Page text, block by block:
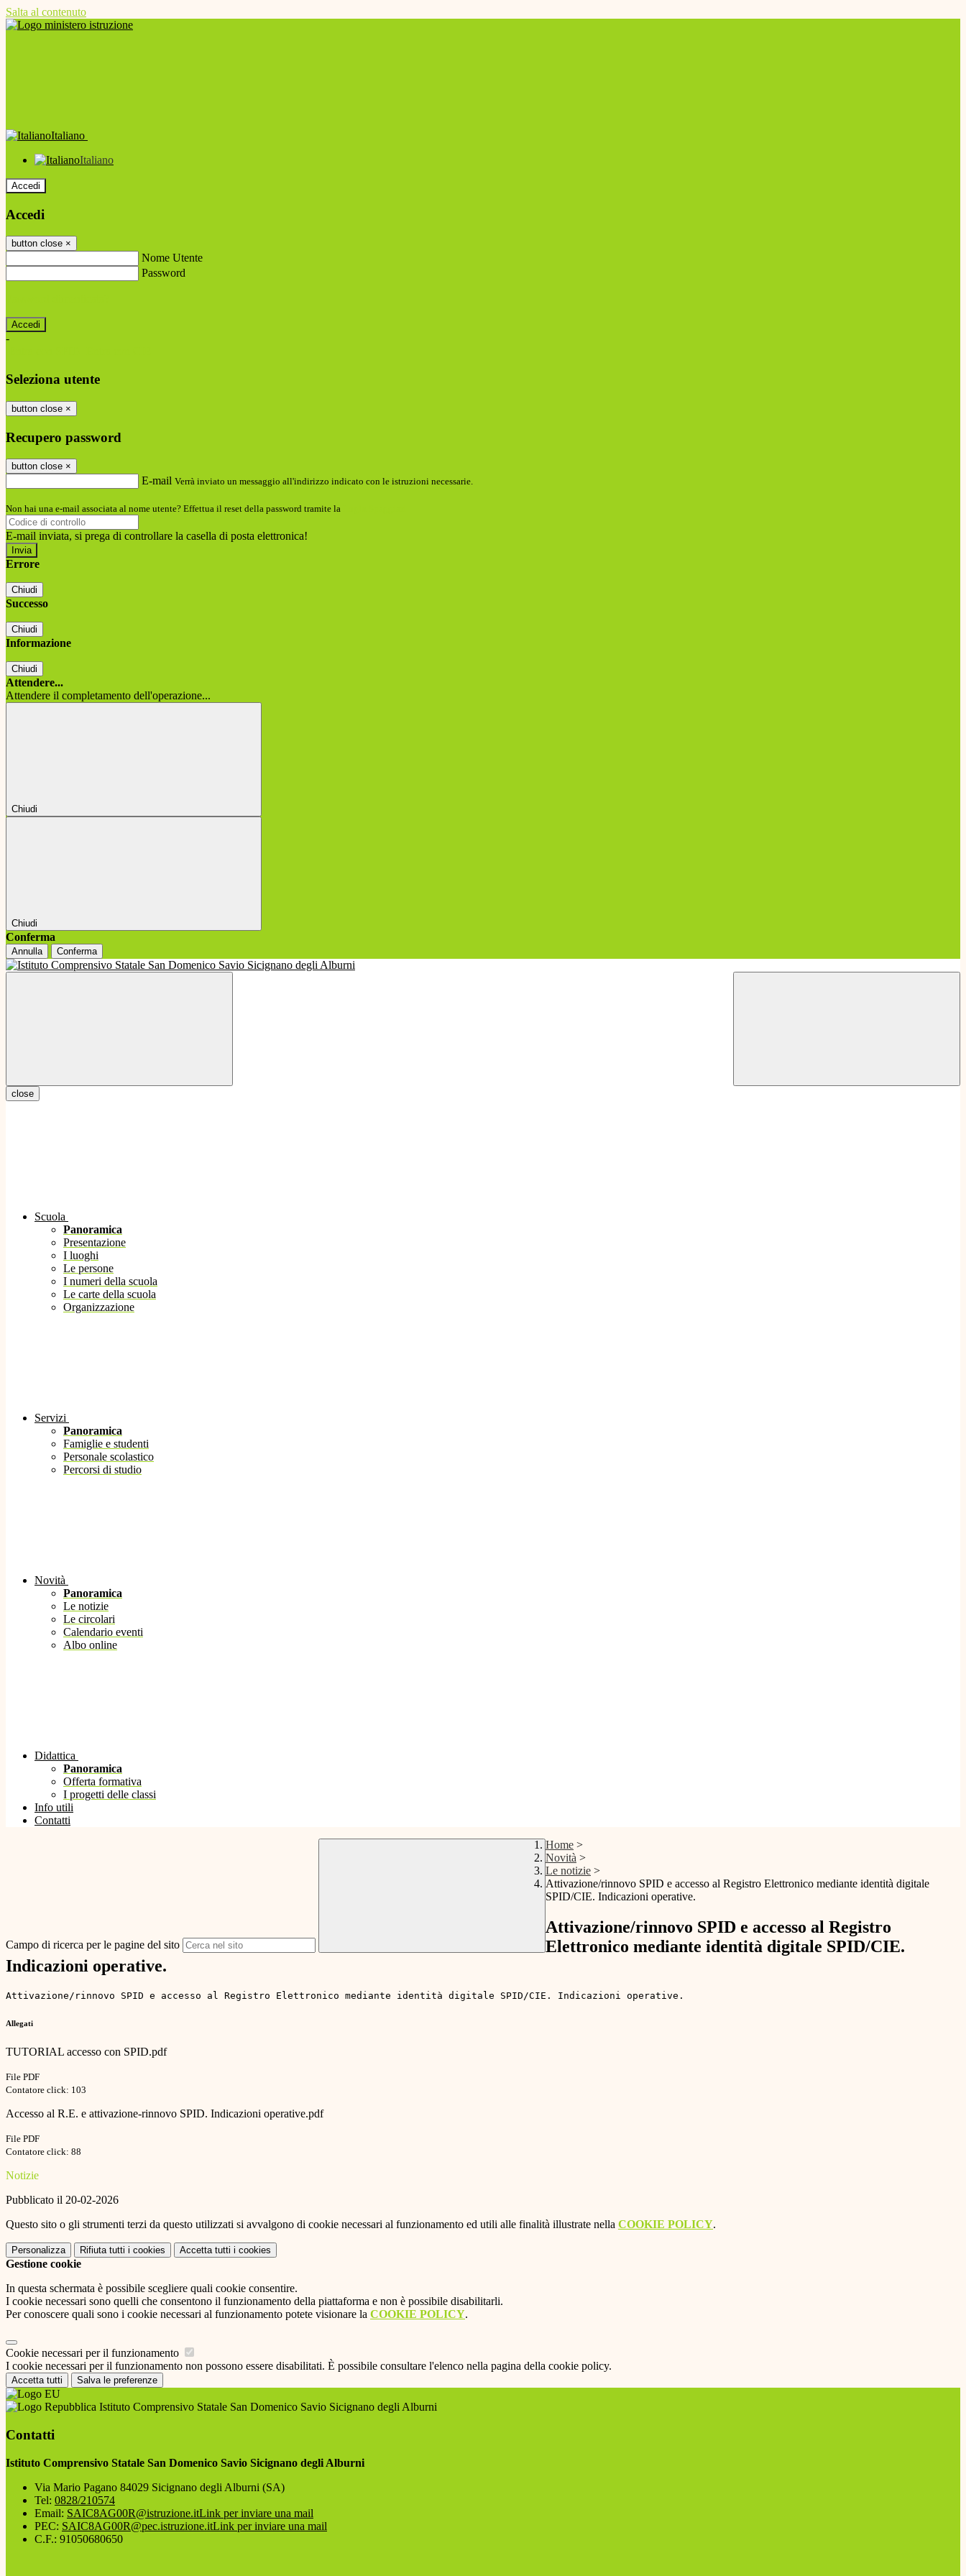
Salta al contenuto
Italiano
Italiano
Accedi
Accedi
button close ×
Nome Utente
Password
-
Seleziona utente
button close ×
Recupero password
button close ×
E-mail Verrà inviato un messaggio all'indirizzo indicato con le istruzioni necessarie.
Non hai una e-mail associata al nome utente? Effettua il reset della password tramite la
E-mail inviata, si prega di controllare la casella di posta elettronica!
Errore
Chiudi
Successo
Chiudi
Informazione
Chiudi
Attendere...
Attendere il completamento dell'operazione...
Chiudi
Chiudi
Conferma
Annulla Conferma
close
Scuola
Panoramica
Presentazione
I luoghi
Le persone
I numeri della scuola
Le carte della scuola
Organizzazione
Servizi
Panoramica
Famiglie e studenti
Personale scolastico
Percorsi di studio
Novità
Panoramica
Le notizie
Le circolari
Calendario eventi
Albo online
Didattica
Panoramica
Offerta formativa
I progetti delle classi
Info utili
Contatti
Campo di ricerca per le pagine del sito
Home >
Novità >
Le notizie >
Attivazione/rinnovo SPID e accesso al Registro Elettronico mediante identità digitale
SPID/CIE. Indicazioni operative.
Attivazione/rinnovo SPID e accesso al Registro
Elettronico mediante identità digitale SPID/CIE.
Indicazioni operative.
Attivazione/rinnovo SPID e accesso al Registro Elettronico mediante identità digitale SPID/CIE. Indicazioni operative.
Allegati
TUTORIAL accesso con SPID.pdf
File PDF
Contatore click: 103
Accesso al R.E. e attivazione-rinnovo SPID. Indicazioni operative.pdf
File PDF
Contatore click: 88
Notizie
Pubblicato il 20-02-2026
Questo sito o gli strumenti terzi da questo utilizzati si avvalgono di cookie necessari al funzionamento ed utili alle finalità illustrate nella COOKIE POLICY.
Personalizza Rifiuta tutti i cookies Accetta tutti i cookies
Gestione cookie
In questa schermata è possibile scegliere quali cookie consentire.
I cookie necessari sono quelli che consentono il funzionamento della piattaforma e non è possibile disabilitarli.
Per conoscere quali sono i cookie necessari al funzionamento potete visionare la COOKIE POLICY.
Cookie necessari per il funzionamento
I cookie necessari per il funzionamento non possono essere disabilitati. È possibile consultare l'elenco nella pagina della cookie policy.
Accetta tutti Salva le preferenze
Istituto Comprensivo Statale San Domenico Savio Sicignano degli Alburni
Contatti
Istituto Comprensivo Statale San Domenico Savio Sicignano degli Alburni
Via Mario Pagano 84029 Sicignano degli Alburni (SA)
Tel: 0828/210574
Email: SAIC8AG00R@istruzione.itLink per inviare una mail
PEC: SAIC8AG00R@pec.istruzione.itLink per inviare una mail
C.F.: 91050680650